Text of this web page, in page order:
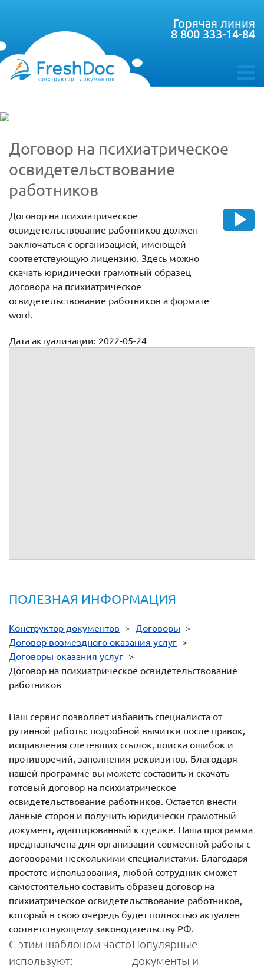
toggle
Горячая линия
8 800 333-14-84
Договор на психиатрическое
освидетельствование
работников
Договор на психиатрическое
освидетельствование работников должен
заключаться с организацией, имеющей
соответствующую лицензию. Здесь можно
скачать юридически грамотный образец
договора на психиатрическое
освидетельствование работников а формате
word.
Дата актуализации: 2022-05-24
ПОЛЕЗНАЯ ИНФОРМАЦИЯ
Конструктор документов > Договоры >
Договор возмездного оказания услуг >
Договоры оказания услуг >
Договор на психиатрическое освидетельствование
работников
Наш сервис позволяет избавить специалиста от
рутинной работы: подробной вычитки после правок,
исправления слетевших ссылок, поиска ошибок и
противоречий, заполнения реквизитов. Благодаря
нашей программе вы можете составить и скачать
готовый договор на психиатрическое
освидетельствование работников. Остается внести
данные сторон и получить юридически грамотный
документ, адаптированный к сделке. Наша программа
предназначена для организации совместной работы с
договорами несколькими специалистами. Благодаря
простоте использования, любой сотрудник сможет
самостоятельно составить образец договор на
психиатрическое освидетельствование работников,
который в свою очередь будет полностью актуален
соответствующему законодательству РФ.
С этим шаблоном часто
используют:
Популярные
документы и